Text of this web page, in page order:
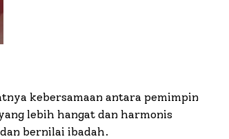
kebersamaan antara pemimpin
lebih hangat dan harmonis
bernilai ibadah.